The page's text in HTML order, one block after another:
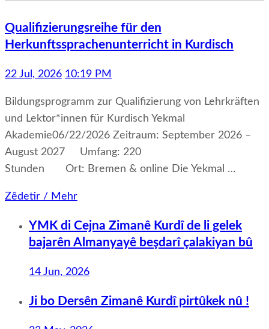
Qualifizierungsreihe für den
Herkunftssprachenunterricht in Kurdisch
22 Jul, 2026 10:19 PM
Bildungsprogramm zur Qualifizierung von Lehrkräften
und Lektor*innen für Kurdisch Yekmal
Akademie06/22/2026 Zeitraum: September 2026 –
August 2027 Umfang: 220
Stunden Ort: Bremen & online Die Yekmal …
Zêdetir / Mehr
YMK di Cejna Zimanê Kurdî de li gelek
bajarên Almanyayê beşdarî çalakiyan bû
14 Jun, 2026
Ji bo Dersên Zimanê Kurdî pirtûkek nû !